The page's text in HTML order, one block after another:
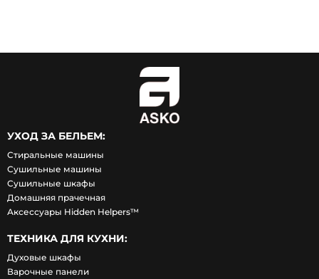
УХОД ЗА БЕЛЬЕМ:
Стиральные машины
Сушильные машины
Сушильные шкафы
Домашняя прачечная
Аксессуары Hidden Helpers™
ТЕХНИКА ДЛЯ КУХНИ:
Духовые шкафы
Варочные панели